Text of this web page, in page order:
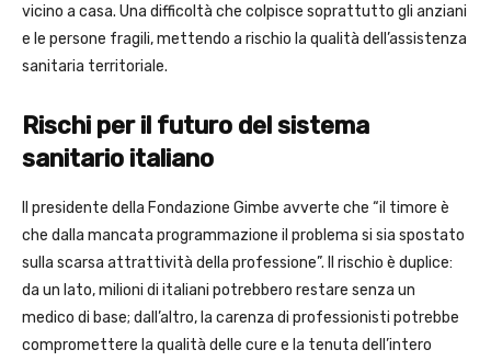
vicino a casa. Una difficoltà che colpisce soprattutto gli anziani
e le persone fragili, mettendo a rischio la qualità dell’assistenza
sanitaria territoriale.
Rischi per il futuro del sistema
sanitario italiano
Il presidente della Fondazione Gimbe avverte che “il timore è
che dalla mancata programmazione il problema si sia spostato
sulla scarsa attrattività della professione”. Il rischio è duplice:
da un lato, milioni di italiani potrebbero restare senza un
medico di base; dall’altro, la carenza di professionisti potrebbe
compromettere la qualità delle cure e la tenuta dell’intero